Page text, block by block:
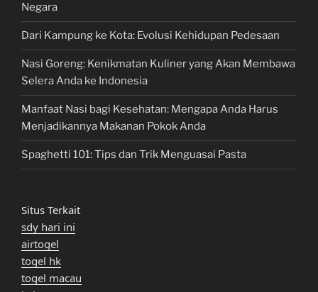
Negara
Dari Kampung ke Kota: Evolusi Kehidupan Pedesaan
Nasi Goreng: Kenikmatan Kuliner yang Akan Membawa
Selera Anda ke Indonesia
Manfaat Nasi bagi Kesehatan: Mengapa Anda Harus
Menjadikannya Makanan Pokok Anda
Spaghetti 101: Tips dan Trik Menguasai Pasta
Situs Terkait
sdy hari ini
airtogel
togel hk
togel macau